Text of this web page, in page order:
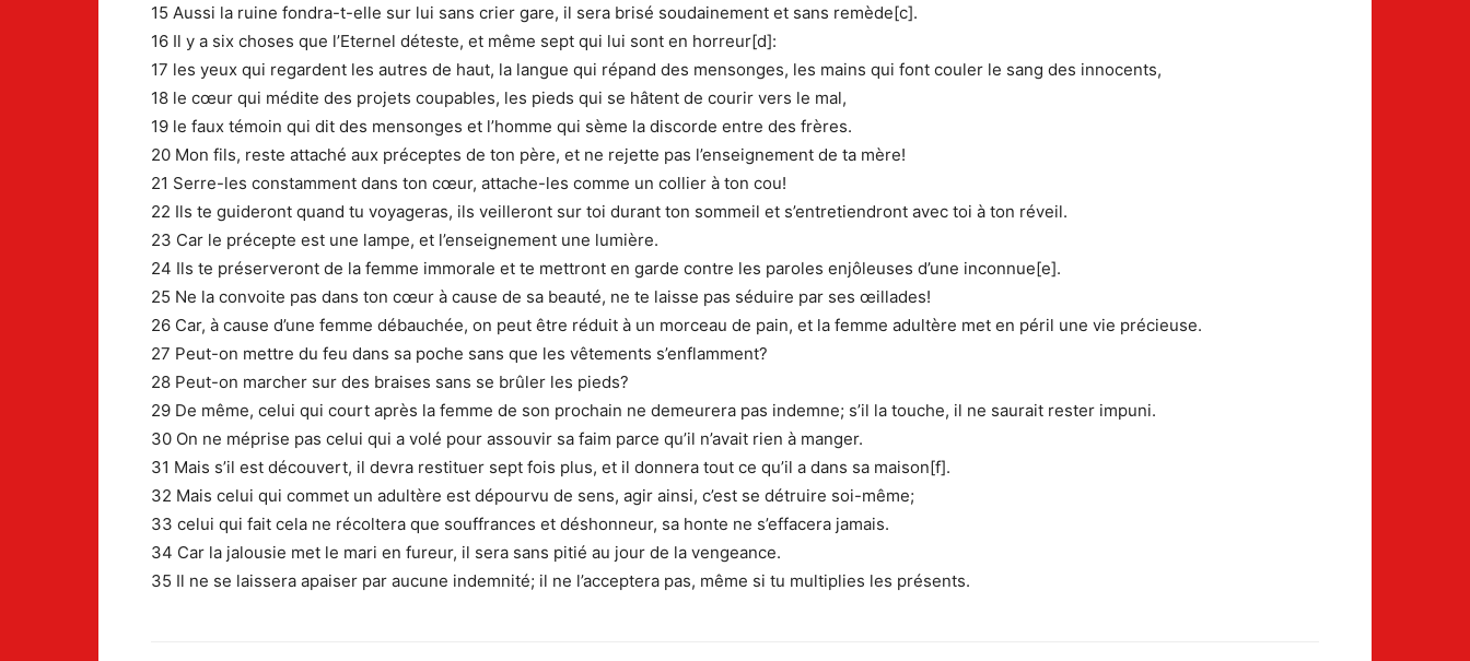
15 Aussi la ruine fondra-t-elle sur lui sans crier gare, il sera brisé soudainement et sans remède[c].
16 Il y a six choses que l’Eternel déteste, et même sept qui lui sont en horreur[d]:
17 les yeux qui regardent les autres de haut, la langue qui répand des mensonges, les mains qui font couler le sang des innocents,
18 le cœur qui médite des projets coupables, les pieds qui se hâtent de courir vers le mal,
19 le faux témoin qui dit des mensonges et l’homme qui sème la discorde entre des frères.
20 Mon fils, reste attaché aux préceptes de ton père, et ne rejette pas l’enseignement de ta mère!
21 Serre-les constamment dans ton cœur, attache-les comme un collier à ton cou!
22 Ils te guideront quand tu voyageras, ils veilleront sur toi durant ton sommeil et s’entretiendront avec toi à ton réveil.
23 Car le précepte est une lampe, et l’enseignement une lumière.
24 Ils te préserveront de la femme immorale et te mettront en garde contre les paroles enjôleuses d’une inconnue[e].
25 Ne la convoite pas dans ton cœur à cause de sa beauté, ne te laisse pas séduire par ses œillades!
26 Car, à cause d’une femme débauchée, on peut être réduit à un morceau de pain, et la femme adultère met en péril une vie précieuse.
27 Peut-on mettre du feu dans sa poche sans que les vêtements s’enflamment?
28 Peut-on marcher sur des braises sans se brûler les pieds?
29 De même, celui qui court après la femme de son prochain ne demeurera pas indemne; s’il la touche, il ne saurait rester impuni.
30 On ne méprise pas celui qui a volé pour assouvir sa faim parce qu’il n’avait rien à manger.
31 Mais s’il est découvert, il devra restituer sept fois plus, et il donnera tout ce qu’il a dans sa maison[f].
32 Mais celui qui commet un adultère est dépourvu de sens, agir ainsi, c’est se détruire soi-même;
33 celui qui fait cela ne récoltera que souffrances et déshonneur, sa honte ne s’effacera jamais.
34 Car la jalousie met le mari en fureur, il sera sans pitié au jour de la vengeance.
35 Il ne se laissera apaiser par aucune indemnité; il ne l’acceptera pas, même si tu multiplies les présents.